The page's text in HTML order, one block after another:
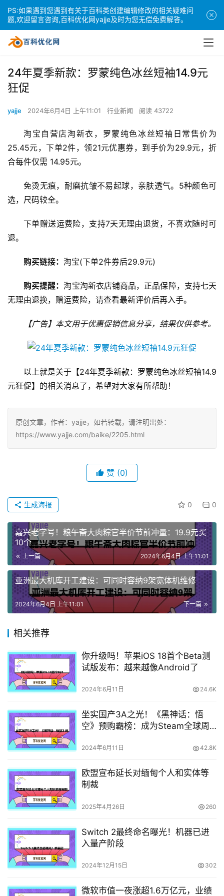
24年夏季新款：罗蒙纯色冰丝短袖14.9元
狂促
yajje 2024年6月4日 上午11:01 行业新闻 阅读 43722
淘宝自营店淘新衣，罗蒙纯色冰丝短袖日常售价为
25.45元，下单2件，领21元优惠券，到手价为29.9元，折
合每件仅需 14.95元。
免烫无痕，耐磨抗皱不易起球，亲肤透气。5种颜色可
选，尺码较全。
下单赠送运费险，支持7天无理由退货，不喜欢随时可
退。
购买链接： 淘宝(下单2件券后29.9元)
购买提醒：淘宝淘新衣店铺商品，正品保障，支持七天
无理由退换，赠运费险，请查看最新评价后再入手。
【广告】本文用于优惠促销信息分享，结果仅供参考。
以上就是关于【24年夏季新款：罗蒙纯色冰丝短袖14.9
元狂促】的相关消息了，希望对大家有所帮助！
原创文章，作者：yajje，如若转载，请注明出处：
https://www.yajje.com/baike/2205.html
赞 (0)
0 0
生成海报
嘉兴老字号！粮午斋大肉粽官半价节前冲量：19.9元买
10个
上一篇 2024年6月4日 上午11:01
亚洲最大机库开工建设：可同时容纳9架宽体机维修
下一篇
2024年6月4日 上午11:01
相关推荐
你升级吗！苹果iOS 18首个Beta测
试版发布：越来越像Android了
2024年6月11日 24.6K
坐实国产3A之光！《黑神话：悟
空》预购霸榜：成为Steam全球周
2024年6月11日 42.8K
欧盟宣布延长对缅甸个人和实体等
制裁
2025年4月26日 260
Switch 2最终命名曝光！机器已进
入量产阶段
2024年12月15日 302
微软市值一夜涨超1.6万亿元，业绩
PS:如果遇到您遇到有关于百科类创建编辑修改的相关疑难问
题,欢迎留言咨询,百科优化网yajje及时为您无偿免费解答。